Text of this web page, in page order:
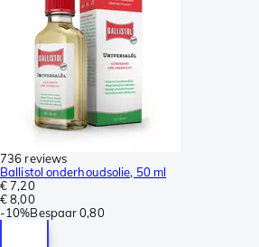
736 reviews
Ballistol onderhoudsolie, 50 ml
€ 7,20
€ 8,00
-10%Bespaar 0,80